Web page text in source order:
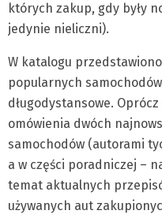
których zakup, gdy były
jedynie nieliczni).
W katalogu
popularnych
długodystansowe.
omówienia dwóch
samochodów (autorami
a w części poradniczej –
temat aktualnych
używanych aut